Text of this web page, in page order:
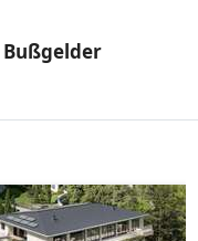
Bußgelder